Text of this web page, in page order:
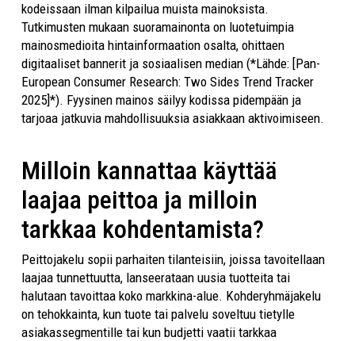
kodeissaan ilman kilpailua muista mainoksista.
Tutkimusten mukaan suoramainonta on luotetuimpia
mainosmedioita hintainformaation osalta, ohittaen
digitaaliset bannerit ja sosiaalisen median (*Lähde: [Pan-
European Consumer Research: Two Sides Trend Tracker
2025]*). Fyysinen mainos säilyy kodissa pidempään ja
tarjoaa jatkuvia mahdollisuuksia asiakkaan aktivoimiseen.
Milloin kannattaa käyttää
laajaa peittoa ja milloin
tarkkaa kohdentamista?
Peittojakelu sopii parhaiten tilanteisiin, joissa tavoitellaan
laajaa tunnettuutta, lanseerataan uusia tuotteita tai
halutaan tavoittaa koko markkina-alue. Kohderyhmäjakelu
on tehokkainta, kun tuote tai palvelu soveltuu tietylle
asiakassegmentille tai kun budjetti vaatii tarkkaa